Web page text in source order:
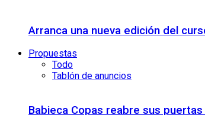
Arranca una nueva edición del
Propuestas
Todo
Tablón de anuncios
Babieca Copas reabre sus